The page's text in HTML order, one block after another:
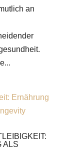
an
ALS